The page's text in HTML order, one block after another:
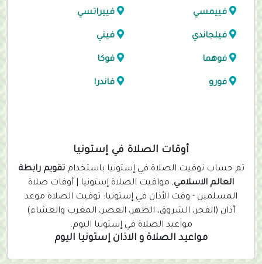
فييمسي فييراتسي
فيلجاندي فيني
فوهما فوكا
فورو فاندرا
أوقات الصلاة في إستونيا
تم حساب توقيت الصلاة في إستونيا باستخدامتقويم رابطة
العالم الاسلامي, مواقيت الصلاة إستونيا | أوقات صلاة
المسلمين - وقت الأذان في إستونيا: توقيت الصلاة موعد
أذان (الفجر، الشروق، الظهر، العصر، المغرب والعشاء)
مواعيد الصلاة في إستونيا اليوم.
مواعيد الصلاة و الاذان إستونيا اليوم